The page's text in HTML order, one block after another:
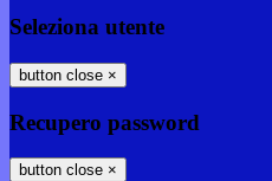
Seleziona utente
button close ×
Recupero password
button close ×